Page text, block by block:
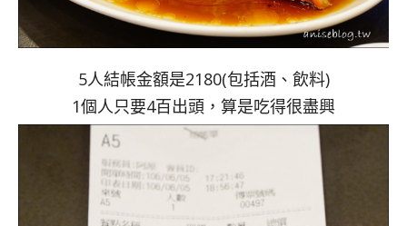
5人結帳金額是2180(包括酒、飲料)
1個人只要4百出頭，算是吃得很盡興